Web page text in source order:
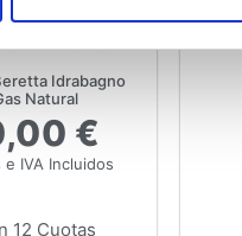
Idrabagno
Natural
€
IVA Incluidos
12 Cuotas